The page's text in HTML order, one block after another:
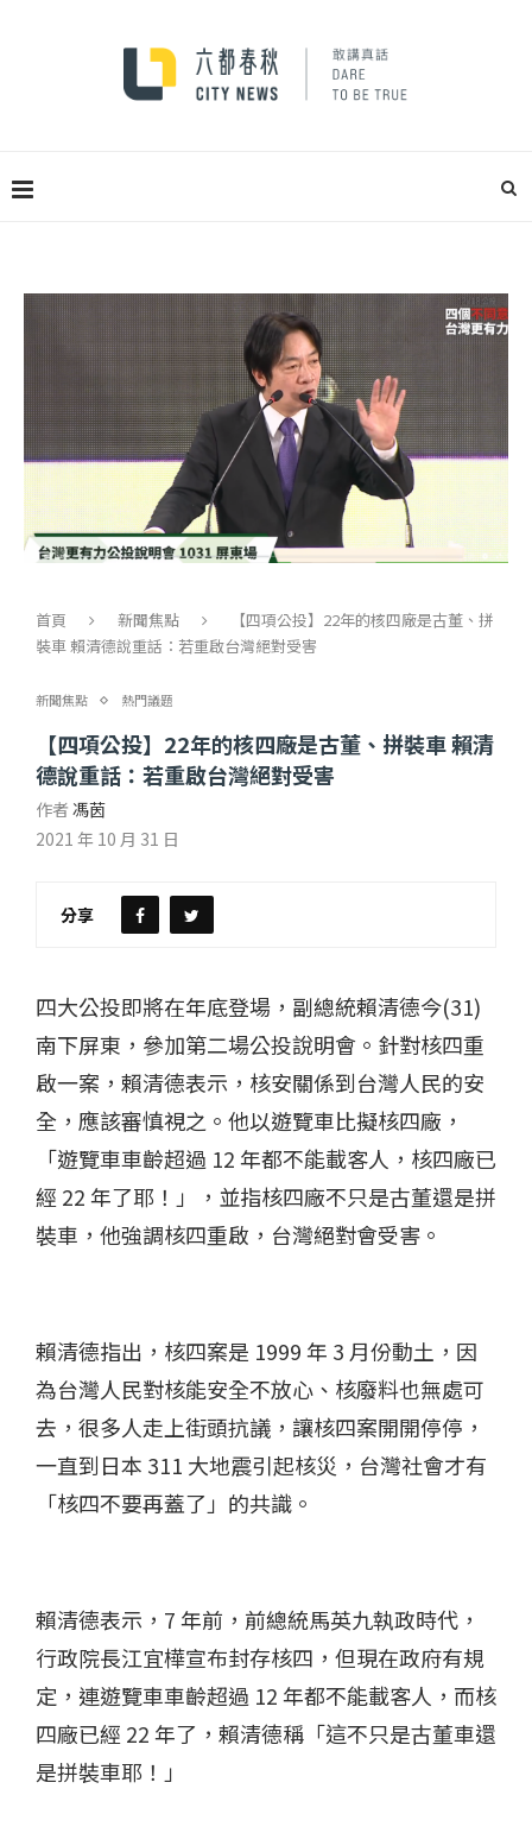
首頁 新聞焦點
【四項公投】22年的核四廠是古董、拼
裝車 賴清德說重話：若重啟台灣絕對受害
新聞焦點 熱門議題
【四項公投】22年的核四廠是古董、拼裝車 賴清
德說重話：若重啟台灣絕對受害
作者 馮茵
2021 年 10 月 31 日
分享
四大公投即將在年底登場，副總統賴清德今(31)
南下屏東，參加第二場公投說明會。針對核四重
啟一案，賴清德表示，核安關係到台灣人民的安
全，應該審慎視之。他以遊覽車比擬核四廠，
「遊覽車車齡超過 12 年都不能載客人，核四廠已
經 22 年了耶！」，並指核四廠不只是古董還是拼
裝車，他強調核四重啟，台灣絕對會受害。
賴清德指出，核四案是 1999 年 3 月份動土，因
為台灣人民對核能安全不放心、核廢料也無處可
去，很多人走上街頭抗議，讓核四案開開停停，
一直到日本 311 大地震引起核災，台灣社會才有
「核四不要再蓋了」的共識。
賴清德表示，7 年前，前總統馬英九執政時代，
行政院長江宜樺宣布封存核四，但現在政府有規
定，連遊覽車車齡超過 12 年都不能載客人，而核
四廠已經 22 年了，賴清德稱「這不只是古董車還
是拼裝車耶！」